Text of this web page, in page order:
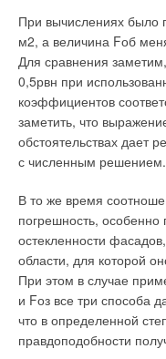
При вычислениях было
м2, а величина Fоб
Для сравнения
0,5рвн при
коэффициентов
заметить, что
обстоятельствах дает
с численным решением.
В то же время
погрешность,
остекленности
области, для которой
При этом в случае
и Fоз все три способа
что в определенной
правдоподобности
В этом случае в
приспособления для
приборов собственного
Группа 2
Причины
перечислены ниже.
Требования к процессу
приборов могут
ультразвуковых и
длинные прямые
расходомеров
воды в измерительном
Неучет этих деталей в
лучистой и
помещения, влияния
воздушнотепловой
математической
теплоты для
контактирующих с
конечноразностном
поверхностей
помещении; уравнение
элементов обстановки
Моделирование
является
дело с функционалом,
помещения. Все
другом и проявляют